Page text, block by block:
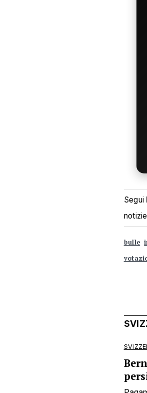
Segui
bulle